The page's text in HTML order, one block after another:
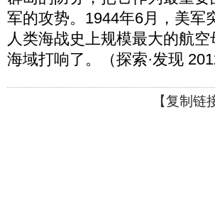
军的攻势。1944年6月，美军
人类海战史上规模最大的航
海域打响了。（探索·发现
【复制链